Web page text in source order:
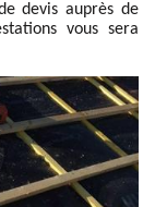
devis auprès de
vous sera